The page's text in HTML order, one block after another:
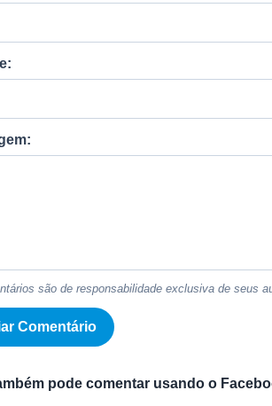
são de responsabilidade exclusiva de seus
pode comentar usando o